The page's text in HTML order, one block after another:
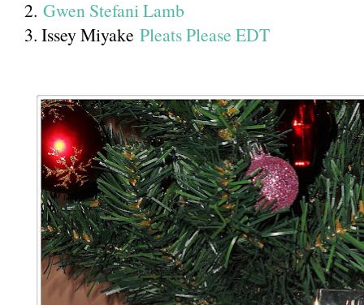
2. Gwen Stefani Lamb
3. Issey Miyake Pleats Please EDT